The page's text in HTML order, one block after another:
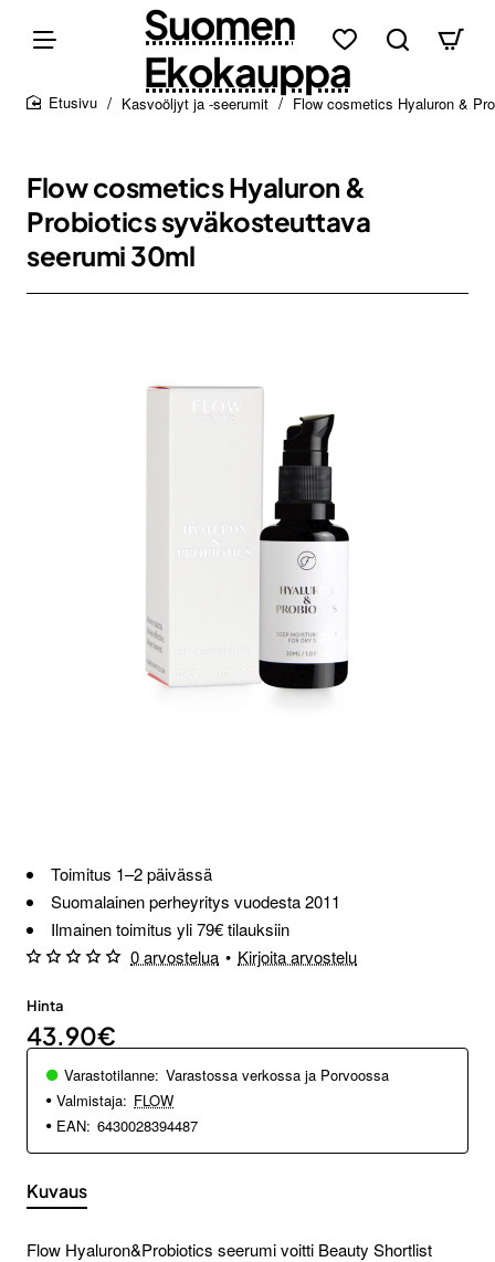
Suomen
Ekokauppa
Kasvoöljyt ja -seerumit Flow cosmetics Hyaluron &
Flow cosmetics Hyaluron &
Probiotics syväkosteuttava
seerumi 30ml
Toimitus 1–2 päivässä
Suomalainen perheyritys vuodesta 2011
Ilmainen toimitus yli 79€ tilauksiin
0 arvostelua • Kirjoita arvostelu
Hinta
43.90€
Varastotilanne: Varastossa verkossa ja Porvoossa
Valmistaja: FLOW
EAN: 6430028394487
Kuvaus
Flow Hyaluron&Probiotics seerumi voitti Beauty Shortlist